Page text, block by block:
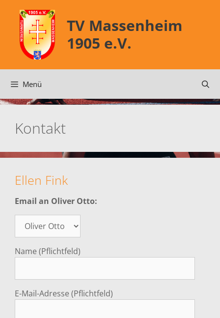
Inhalt
springen
TV Massenheim
1905 e.V.
Menü
Kontakt
Ellen Fink
Email an Oliver Otto:
Name (Pflichtfeld)
E-Mail-Adresse (Pflichtfeld)